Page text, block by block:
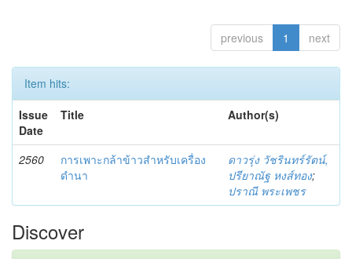
previous 1 next
Item hits:
Issue
Date
Title Author(s)
2560
การเพาะกล้าข้าวสำหรับเครื่อง
ดำนา
ดาวรุ่ง วัชรินทร์รัตน์,
ปรียาณัฐ หงส์ทอง;
ปราณี พระเพชร
Discover